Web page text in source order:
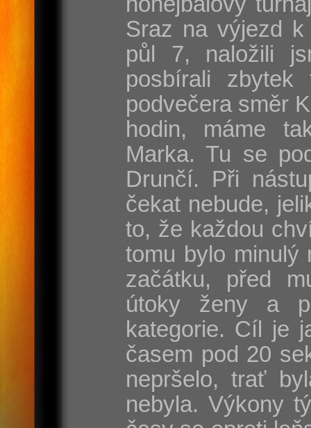
Sraz na výjezd
půl 7, naložili
posbírali
podvečera směr
hodin, máme
Marka. Tu se
Drunčí. Při
čekat nebude,
to, že každou
tomu bylo minulý
začátku, před
útoky ženy a
kategorie. Cíl je
časem pod 20
nepršelo, trať
nebyla. Výkony